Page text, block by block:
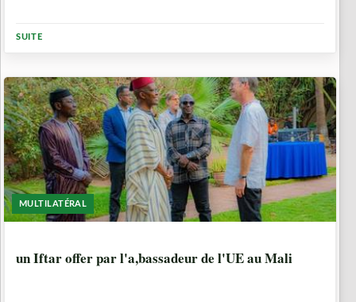
SUITE
MULTILATÉRAL
un Iftar offer par l'a,bassadeur de l'UE au Mali